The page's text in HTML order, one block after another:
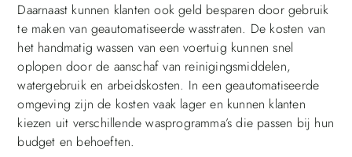
Daarnaast kunnen klanten ook geld besparen door gebruik
te maken van geautomatiseerde wasstraten. De kosten van
het handmatig wassen van een voertuig kunnen snel
oplopen door de aanschaf van reinigingsmiddelen,
watergebruik en arbeidskosten. In een geautomatiseerde
omgeving zijn de kosten vaak lager en kunnen klanten
kiezen uit verschillende wasprogramma’s die passen bij hun
budget en behoeften.